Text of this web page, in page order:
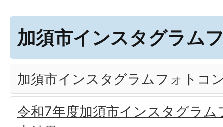
加須市インスタグラム
加須市インスタグラムフォトコ
令和7年度加須市インスタグラ